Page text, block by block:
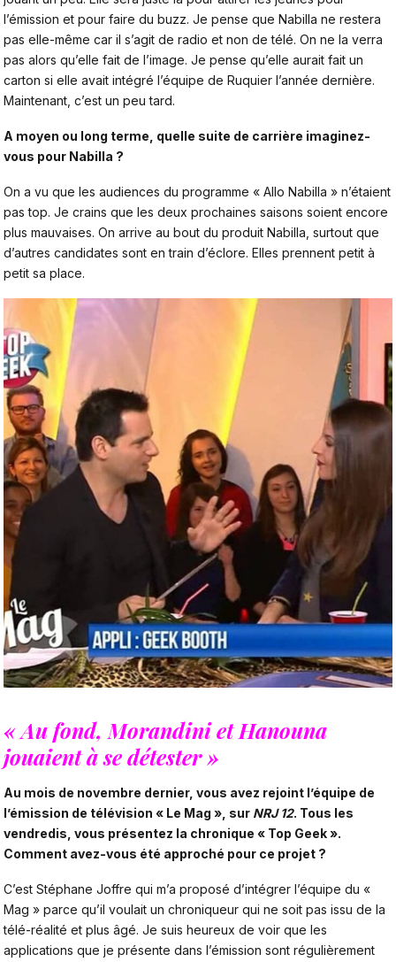
l’émission et pour faire du buzz. Je pense que Nabilla ne restera
pas elle-même car il s’agit de radio et non de télé. On ne la verra
pas alors qu’elle fait de l’image. Je pense qu’elle aurait fait un
carton si elle avait intégré l’équipe de Ruquier l’année dernière.
Maintenant, c’est un peu tard.
A moyen ou long terme, quelle suite de carrière imaginez-
vous pour Nabilla ?
On a vu que les audiences du programme « Allo Nabilla » n’étaient
pas top. Je crains que les deux prochaines saisons soient encore
plus mauvaises. On arrive au bout du produit Nabilla, surtout que
d’autres candidates sont en train d’éclore. Elles prennent petit à
petit sa place.
« Au fond, Morandini et Hanouna
jouaient à se détester »
Au mois de novembre dernier, vous avez rejoint l’équipe de
l’émission de télévision « Le Mag », sur NRJ 12. Tous les
vendredis, vous présentez la chronique « Top Geek ».
Comment avez-vous été approché pour ce projet ?
C’est Stéphane Joffre qui m’a proposé d’intégrer l’équipe du «
Mag » parce qu’il voulait un chroniqueur qui ne soit pas issu de la
télé-réalité et plus âgé. Je suis heureux de voir que les
applications que je présente dans l’émission sont régulièrement